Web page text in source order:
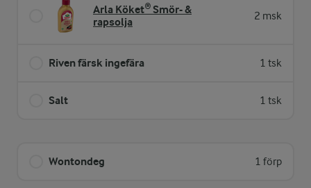
Arla Köket® Smör- &
rapsolja
2 msk
Riven färsk ingefära 1 tsk
Salt 1 tsk
Wontondeg 1 förp